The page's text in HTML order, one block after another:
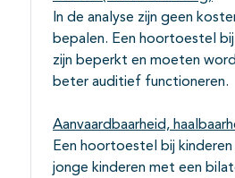
In de analyse zijn geen
bepalen. Een hoortoestel
zijn beperkt en moeten
beter auditief functioneren.
Aanvaardbaarheid,
Een hoortoestel bij
jonge kinderen met een